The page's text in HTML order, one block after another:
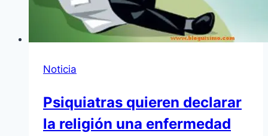
Noticia
Psiquiatras quieren declarar
la religión una enfermedad